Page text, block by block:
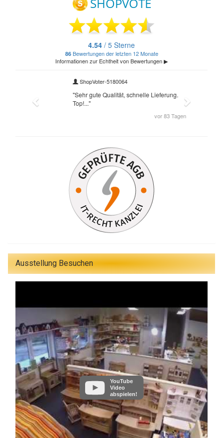
Ausstellung Besuchen
YouTube
Video
abspielen!